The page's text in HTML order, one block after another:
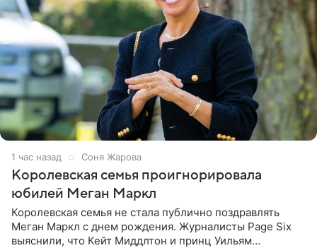
1 час назад Соня Жарова
Королевская семья проигнорировала
юбилей Меган Маркл
Королевская семья не стала публично поздравлять
Меган Маркл с днем рождения. Журналисты Page Six
выяснили, что Кейт Миддлтон и принц Уильям